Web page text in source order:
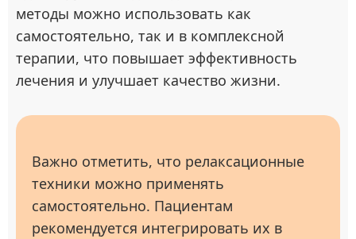
методы можно использовать как
самостоятельно, так и в комплексной
терапии, что повышает эффективность
лечения и улучшает качество жизни.
Важно отметить, что релаксационные
техники можно применять
самостоятельно. Пациентам
рекомендуется интегрировать их в